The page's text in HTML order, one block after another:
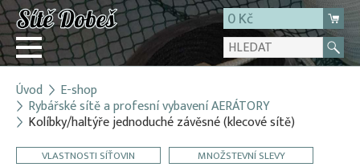
0 Kč
Přihlásit
Registrace
E-shop
Úvod E-shop
Rybářské sítě a profesní vybavení AERÁTORY
Kolíbky/haltýře jednoduché závěsné (klecové sítě)
VLASTNOSTI SÍŤOVIN MNOŽSTEVNÍ SLEVY